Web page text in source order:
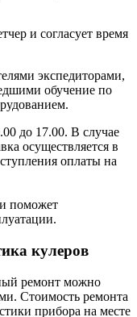
и согласует время
экспедиторами,
обучение по
до 17.00. В случае
осуществляется в
оплаты на
поможет
кулеров
ремонт можно
Стоимость ремонта
прибора на месте